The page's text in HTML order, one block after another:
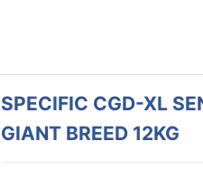
SPECIFIC CGD-XL
GIANT BREED 12KG